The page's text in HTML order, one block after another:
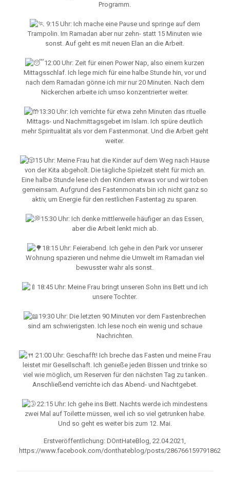
Programm.
9:15 Uhr: Ich mache eine Pause und springe auf dem
Trampolin. Im Ramadan aber nur zehn- statt 15 Minuten wie
sonst. Auf geht es mit neuen Elan an die Arbeit.
12:00 Uhr: Zeit für einen Power Nap, also einem kurzen
Mittagsschlaf. Ich lege mich für eine halbe Stunde hin, vor und
nach dem Ramadan gönne ich mir nur 20 Minuten. Nach dem
Nickerchen arbeite ich umso konzentrierter weiter.
13:30 Uhr: Ich verrichte für etwa zehn Minuten das rituelle
Mittags- und Nachmittagsgebet im Islam. Ich spüre deutlich
mehr Spiritualität als vor dem Fastenmonat. Und die Arbeit geht
weiter.
15 Uhr: Meine Frau hat die Kinder auf dem Weg nach Hause
von der Kita abgeholt. Die tägliche Spielzeit steht für mich an.
Eine halbe Stunde lese ich den Kindern etwas vor und wir toben
gemeinsam. Aufgrund des Fastenmonats bin ich nicht ganz so
aktiv, um Energie für den restlichen Fastentag zu sparen.
15:30 Uhr: Ich denke mittlerweile häufiger an das Essen,
aber die Arbeit lenkt mich ab.
18:15 Uhr: Feierabend. Ich gehe in den Park vor unserer
Wohnung spazieren und nehme die Umwelt im Ramadan viel
bewusster wahr als sonst.
18:45 Uhr: Meine Frau bringt unseren Sohn ins Bett und ich
unsere Tochter.
19:30 Uhr: Die letzten 90 Minuten vor dem Fastenbrechen
sind am schwierigsten. Ich lese noch ein wenig und schaue
Nachrichten.
21:00 Uhr: Geschafft! Ich breche das Fasten und meine Frau
leistet mir Gesellschaft. Ich genieße jeden Bissen und trinke so
viel wie möglich, um Reserven für den nächsten Tag zu tanken.
Anschließend verrichte ich das Abend- und Nachtgebet.
22:15 Uhr: Ich gehe ins Bett. Nachts werde ich mindestens
zwei Mal auf Toilette müssen, weil ich so viel getrunken habe.
Und so geht es weiter bis zum 12. Mai.
Erstveröffentlichung: DOntHateBlog, 22.04.2021,
https://www.facebook.com/donthateblog/posts/286766159791862